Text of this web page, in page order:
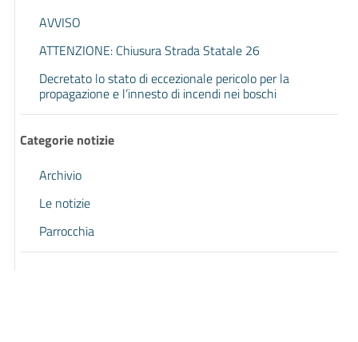
AVVISO
ATTENZIONE: Chiusura Strada Statale 26
Decretato lo stato di eccezionale pericolo per la
propagazione e l’innesto di incendi nei boschi
Categorie notizie
Archivio
Le notizie
Parrocchia